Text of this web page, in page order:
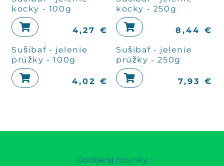
kocky - 100g
4,27 €
kocky - 250g
8,44 €
Sušibaf - jelenie
prúžky - 100g
4,02 €
Sušibaf - jelenie
prúžky - 250g
7,93 €
Odoberaj novinky